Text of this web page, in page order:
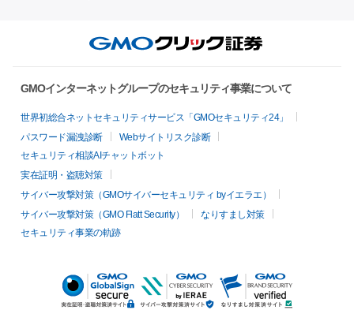
GMOインターネットグループのセキュリティ事業について
世界初総合ネットセキュリティサービス「GMOセキュリティ24」
パスワード漏洩診断
Webサイトリスク診断
セキュリティ相談AIチャットボット
実在証明・盗聴対策
サイバー攻撃対策（GMOサイバーセキュリティ byイエラエ）
サイバー攻撃対策（GMO Flatt Security）
なりすまし対策
セキュリティ事業の軌跡